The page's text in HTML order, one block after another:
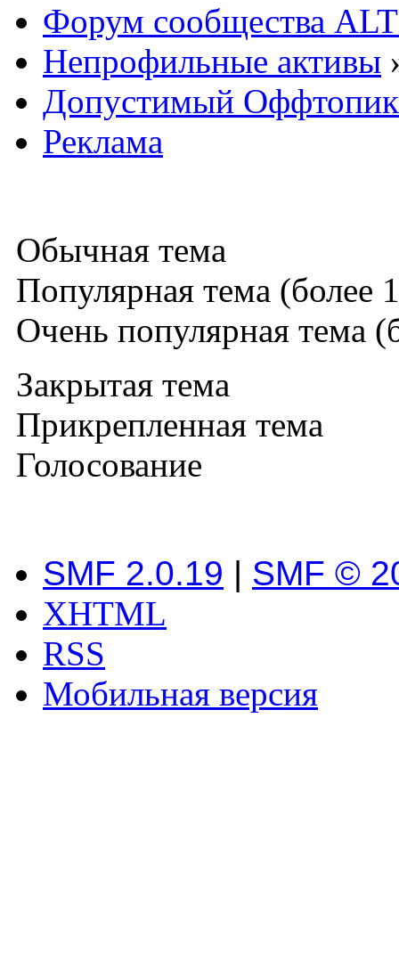
Форум сообщества
Непрофильные активы
Допустимый Оффтопик
Реклама
Обычная тема
Популярная тема (более
Очень популярная тема
Закрытая тема
Прикрепленная тема
Голосование
SMF 2.0.19 | SMF ©
XHTML
RSS
Мобильная версия